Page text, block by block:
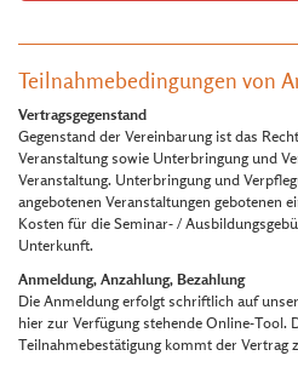
Teilnahmebedingungen von
Vertragsgegenstand
Gegenstand der Vereinbarung ist das
Veranstaltung sowie Unterbringung und
Veranstaltung. Unterbringung und
angebotenen Veranstaltungen gebotenen
Kosten für die Seminar- /
Unterkunft.
Anmeldung, Anzahlung, Bezahlung
Die Anmeldung erfolgt schriftlich auf
hier zur Verfügung stehende Online-Tool.
Teilnahmebestätigung kommt der Vertrag